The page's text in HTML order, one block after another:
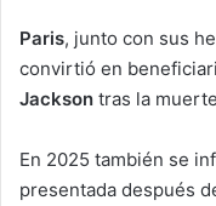
Paris, junto con sus
convirtió en
Jackson tras la
En 2025 también se
presentada después